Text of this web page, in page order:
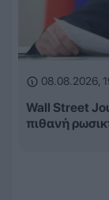
08.08.2026,
Wall Street
πιθανή